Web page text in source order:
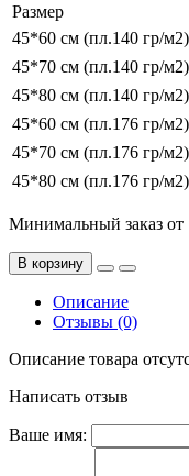
Размер
45*60 см (пл.140 гр/м2)
45*70 см (пл.140 гр/м2)
45*80 см (пл.140 гр/м2)
45*60 см (пл.176 гр/м2)
45*70 см (пл.176 гр/м2)
45*80 см (пл.176 гр/м2)
Минимальный заказ от
В корзину
Описание
Отзывы (0)
Описание товара
Написать отзыв
Ваше имя: